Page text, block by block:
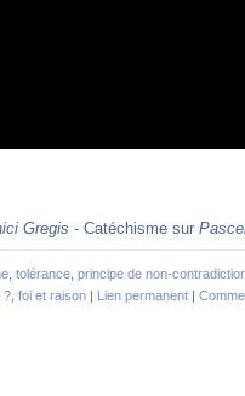
Gregis - Catéchisme sur
tolérance principe de non-
? foi et raison | Lien permanent |